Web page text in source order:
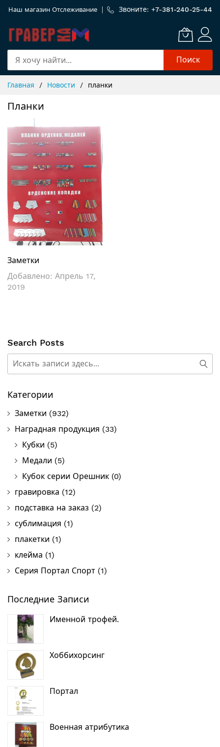
Наш магазин Отслеживание Звоните: +7-381-240-25-44
Поиск
Content
Главная Новости планки
Планки
Заметки
Добавлено: Апрель 17,
2019
Search Posts
Категории
Заметки (932)
Наградная продукция (33)
Кубки (5)
Медали (5)
Кубок серии Орешник (0)
гравировка (12)
подставка на заказ (2)
сублимация (1)
плакетки (1)
клейма (1)
Серия Портал Спорт (1)
Последние Записи
Именной трофей.
Хоббихорсинг
Портал
Военная атрибутика